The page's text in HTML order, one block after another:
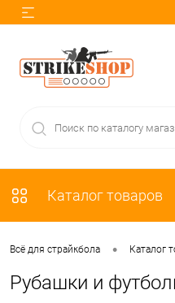
Каталог товаров
Всё для страйкбола • Каталог
Рубашки и